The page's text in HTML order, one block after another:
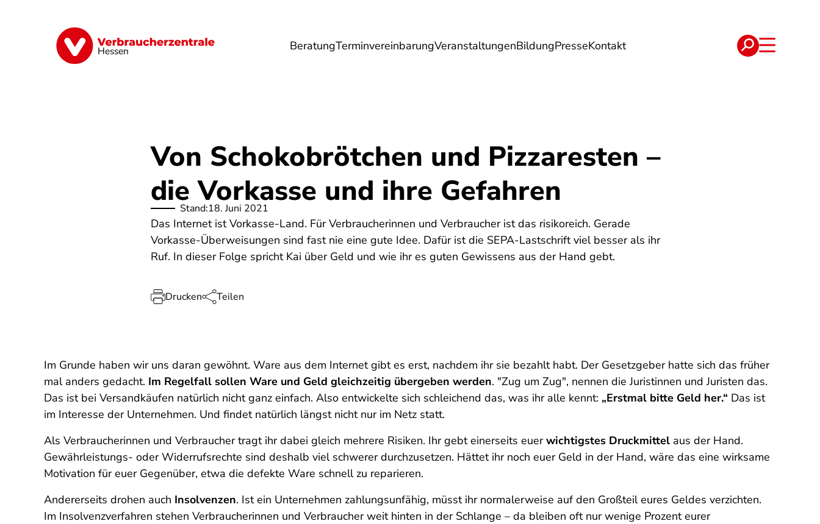
Hessen BeratungTerminvereinbarungVeranstaltungenBildungPresseKontakt
Digitales Energie Finanzen Gesundheit Lebensmittel Reise Umwelt Verträge
Von Schokobrötchen und Pizzaresten –
die Vorkasse und ihre Gefahren
Stand:18. Juni 2021
Das Internet ist Vorkasse-Land. Für Verbraucherinnen und Verbraucher ist das risikoreich. Gerade
Vorkasse-Überweisungen sind fast nie eine gute Idee. Dafür ist die SEPA-Lastschrift viel besser als ihr
Ruf. In dieser Folge spricht Kai über Geld und wie ihr es guten Gewissens aus der Hand gebt.
Drucken Teilen
Im Grunde haben wir uns daran gewöhnt. Ware aus dem Internet gibt es erst, nachdem ihr sie bezahlt habt. Der Gesetzgeber hatte sich das früher
mal anders gedacht. Im Regelfall sollen Ware und Geld gleichzeitig übergeben werden. "Zug um Zug", nennen die Juristinnen und Juristen das.
Das ist bei Versandkäufen natürlich nicht ganz einfach. Also entwickelte sich schleichend das, was ihr alle kennt: „Erstmal bitte Geld her.“ Das ist
im Interesse der Unternehmen. Und findet natürlich längst nicht nur im Netz statt.
Als Verbraucherinnen und Verbraucher tragt ihr dabei gleich mehrere Risiken. Ihr gebt einerseits euerwichtigstes Druckmittel aus der Hand.
Gewährleistungs- oder Widerrufsrechte sind deshalb viel schwerer durchzusetzen. Hättet ihr noch euer Geld in der Hand, wäre das eine wirksame
Motivation für euer Gegenüber, etwa die defekte Ware schnell zu reparieren.
Andererseits drohen auch Insolvenzen. Ist ein Unternehmen zahlungsunfähig, müsst ihr normalerweise auf den Großteil eures Geldes verzichten.
Im Insolvenzverfahren stehen Verbraucherinnen und Verbraucher weit hinten in der Schlange – da bleiben oft nur wenige Prozent eurer